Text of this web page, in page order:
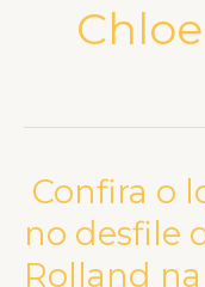
Confira o
no desfile
Rolland
Confira
look
de